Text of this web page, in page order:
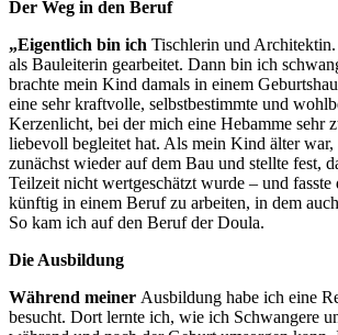
Der Weg in den Beruf
„Eigentlich bin ich Tischlerin und Architektin.
als Bauleiterin gearbeitet. Dann bin ich
brachte mein Kind damals in einem
eine sehr kraftvolle, selbstbestimmte und
Kerzenlicht, bei der mich eine Hebamme sehr
liebevoll begleitet hat. Als mein Kind älter war,
zunächst wieder auf dem Bau und stellte fest,
Teilzeit nicht wertgeschätzt wurde – und fasste
künftig in einem Beruf zu arbeiten, in dem
So kam ich auf den Beruf der Doula.
Die Ausbildung
Während meiner Ausbildung habe ich eine
besucht. Dort lernte ich, wie ich Schwangere